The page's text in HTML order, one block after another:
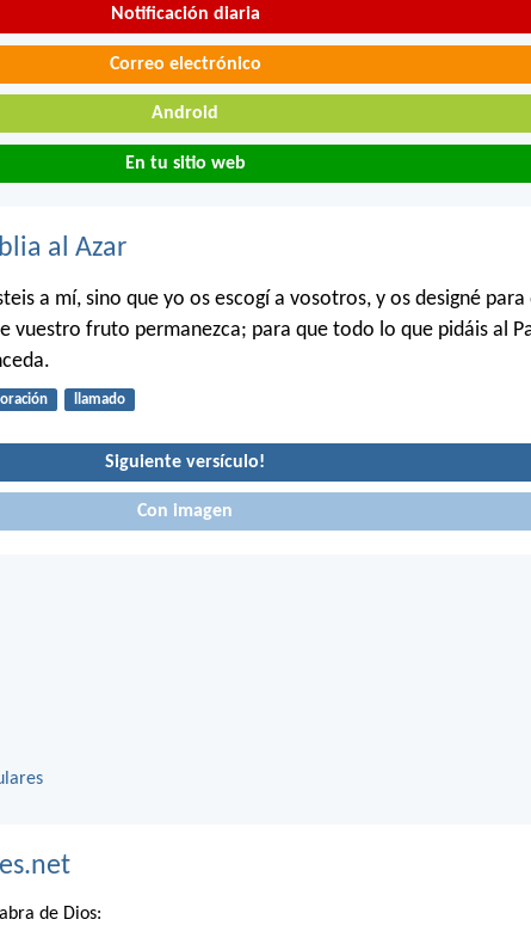
Notificación diaria
Correo electrónico
Android
En tu sitio web
al Azar
a mí, sino que yo os escogí a vosotros, y os designé para
vuestro fruto permanezca; para que todo lo que pidáis al
oración llamado
Siguiente versículo!
Con imagen
de Dios: